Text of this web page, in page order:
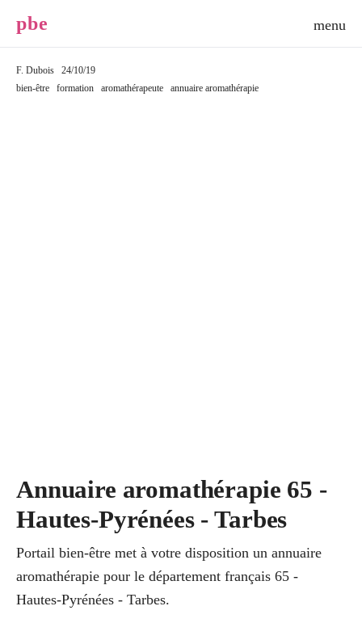
pbe
F. Dubois
24/10/19
bien-être
formation aromathérapeute annuaire aromathérapie
Annuaire aromathérapie 65 -
Hautes-Pyrénées - Tarbes
Portail bien-être met à votre disposition un annuaire
aromathérapie pour le département français 65 -
Hautes-Pyrénées - Tarbes.